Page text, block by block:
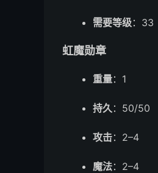
需要等级：33
虹魔勋章
重量：1
持久：50/50
攻击：2–4
魔法：2–4